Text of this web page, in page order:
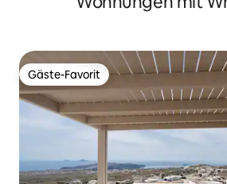
Gäste-Favorit
Gäste-Favorit